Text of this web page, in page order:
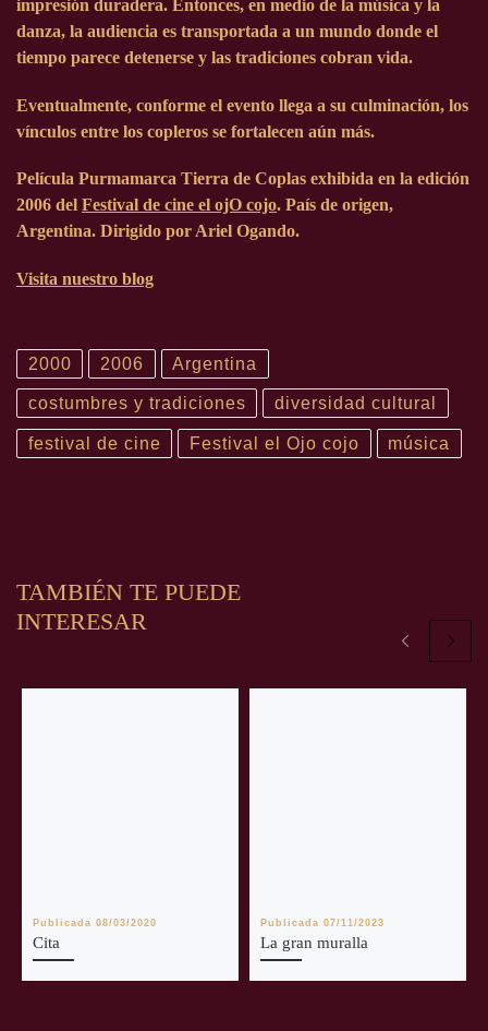
impresión duradera. Entonces, en medio de la música y la
danza, la audiencia es transportada a un mundo donde el
tiempo parece detenerse y las tradiciones cobran vida.
Eventualmente, conforme el evento llega a su culminación, los
vínculos entre los copleros se fortalecen aún más.
Película Purmamarca Tierra de Coplas exhibida en la edición
2006 del Festival de cine el ojO cojo. País de origen,
Argentina. Dirigido por Ariel Ogando.
Visita nuestro blog
2000 2006 Argentina
costumbres y tradiciones diversidad cultural
festival de cine Festival el Ojo cojo música
TAMBIÉN TE PUEDE
INTERESAR
Publicada08/03/2020
Cita
Publicada07/11/2023
La gran muralla